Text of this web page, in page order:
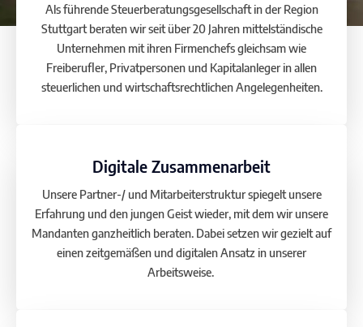
Als führende Steuerberatungsgesellschaft in der Region
Stuttgart beraten wir seit über 20 Jahren mittelständische
Unternehmen mit ihren Firmenchefs gleichsam wie
Freiberufler, Privatpersonen und Kapitalanleger in allen
steuerlichen und wirtschaftsrechtlichen Angelegenheiten.
Digitale Zusammenarbeit
Unsere Partner-/ und Mitarbeiterstruktur spiegelt unsere
Erfahrung und den jungen Geist wieder, mit dem wir unsere
Mandanten ganzheitlich beraten. Dabei setzen wir gezielt auf
einen zeitgemäßen und digitalen Ansatz in unserer
Arbeitsweise.